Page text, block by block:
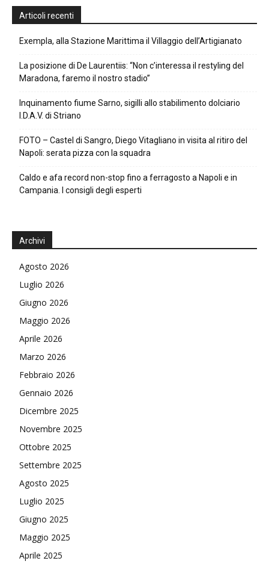
Articoli recenti
Exempla, alla Stazione Marittima il Villaggio dell’Artigianato
La posizione di De Laurentiis: “Non c’interessa il restyling del
Maradona, faremo il nostro stadio”
Inquinamento fiume Sarno, sigilli allo stabilimento dolciario
I.D.A.V. di Striano
FOTO – Castel di Sangro, Diego Vitagliano in visita al ritiro del
Napoli: serata pizza con la squadra
Caldo e afa record non-stop fino a ferragosto a Napoli e in
Campania. I consigli degli esperti
Archivi
Agosto 2026
Luglio 2026
Giugno 2026
Maggio 2026
Aprile 2026
Marzo 2026
Febbraio 2026
Gennaio 2026
Dicembre 2025
Novembre 2025
Ottobre 2025
Settembre 2025
Agosto 2025
Luglio 2025
Giugno 2025
Maggio 2025
Aprile 2025